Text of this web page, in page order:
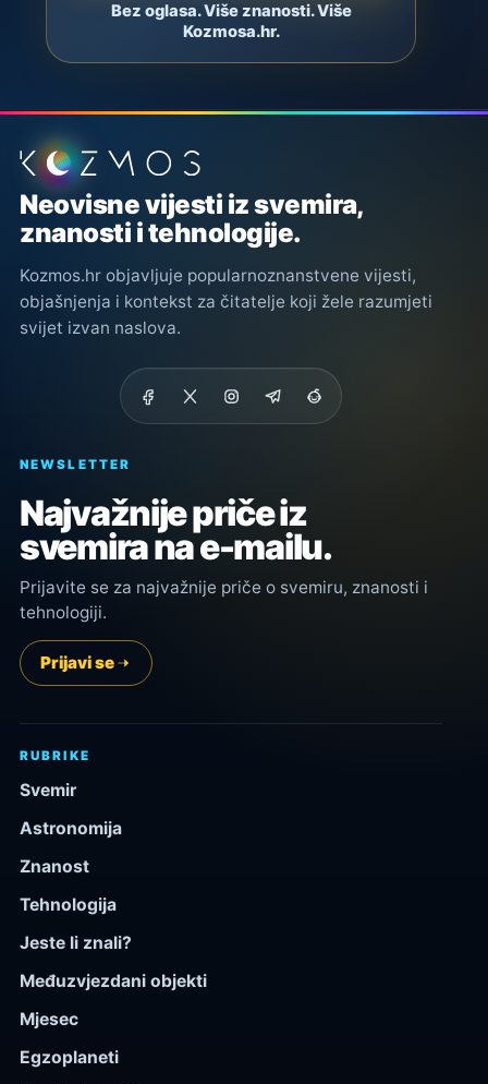
Bez oglasa. Više znanosti. Više
Kozmosa.hr.
Podnožje stranice
Neovisne vijesti iz svemira,
znanosti i tehnologije.
Kozmos.hr objavljuje popularnoznanstvene vijesti,
objašnjenja i kontekst za čitatelje koji žele razumjeti
svijet izvan naslova.
NEWSLETTER
Najvažnije priče iz
svemira na e-mailu.
Prijavite se za najvažnije priče o svemiru, znanosti i
tehnologiji.
Prijavi se
RUBRIKE
Svemir
Astronomija
Znanost
Tehnologija
Jeste li znali?
Međuzvjezdani objekti
Mjesec
Egzoplaneti